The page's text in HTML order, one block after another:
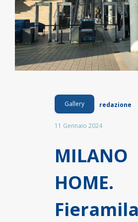
Gallery redazione
11 Gennaio 2024
MILANO
HOME.